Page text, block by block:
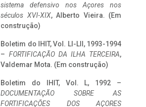
sistema defensivo nos Açores nos
séculos XVI-XIX, Alberto Vieira. (Em
construção)
Boletim do IHIT, Vol. LI-LII, 1993-1994
– FORTIFICAÇÃO DA ILHA TERCEIRA,
Valdemar Mota. (Em construção)
Boletim do IHIT, Vol. L, 1992 –
DOCUMENTAÇÃO SOBRE AS
FORTIFICAÇÕES DOS AÇORES